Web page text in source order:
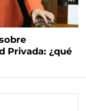
Privada: ¿qué